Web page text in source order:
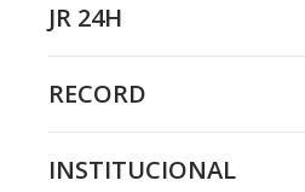
JR 24H
RECORD
INSTITUCIONAL